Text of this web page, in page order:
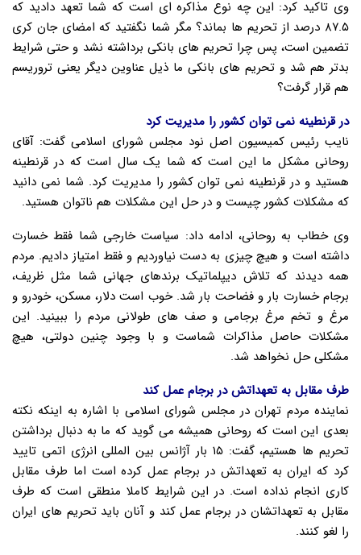
وی تاکید کرد: این چه نوع مذاکره ای است که شما تعهد دادید که
۸۷.۵ درصد از تحریم ها بماند؟ مگر شما نگفتید که امضای جان کری
تضمین است، پس چرا تحریم های بانکی برداشته نشد و حتی شرایط
بدتر هم شد و تحریم های بانکی ما ذیل عناوین دیگر یعنی تروریسم
هم قرار گرفت؟
در قرنطینه نمی توان کشور را مدیریت کرد
نایب رئیس کمیسیون اصل نود مجلس شورای اسلامی گفت: آقای
روحانی مشکل ما این است که شما یک سال است که در قرنطینه
هستید و در قرنطینه نمی توان کشور را مدیریت کرد. شما نمی دانید
که مشکلات کشور چیست و در حل این مشکلات هم ناتوان هستید.
وی خطاب به روحانی، ادامه داد: سیاست خارجی شما فقط خسارت
داشته است و هیچ چیزی به دست نیاوردیم و فقط امتیاز دادیم. مردم
همه دیدند که تلاش دیپلماتیک برندهای جهانی شما مثل ظریف،
برجام خسارت بار و فضاحت بار شد. خوب است دلار، مسکن، خودرو و
مرغ و تخم مرغ برجامی و صف های طولانی مردم را ببینید. این
مشکلات حاصل مذاکرات شماست و با وجود چنین دولتی، هیچ
مشکلی حل نخواهد شد.
طرف مقابل به تعهداتش در برجام عمل کند
نماینده مردم تهران در مجلس شورای اسلامی با اشاره به اینکه نکته
بعدی این است که روحانی همیشه می گوید که ما به دنبال برداشتن
تحریم ها هستیم، گفت: ۱۵ بار آژانس بین المللی انرژی اتمی تایید
کرد که ایران به تعهداتش در برجام عمل کرده است اما طرف مقابل
کاری انجام نداده است. در این شرایط کاملا منطقی است که طرف
مقابل به تعهداتشان در برجام عمل کند و آنان باید تحریم های ایران
را لغو کنند.